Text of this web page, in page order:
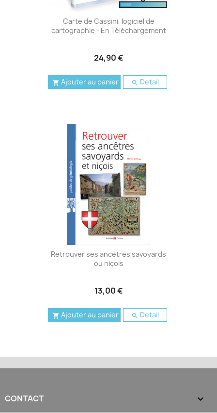
Carte de Cassini, logiciel de
cartographie - En Téléchargement
24,90 €
 Ajouter au panier  Detail
Retrouver ses ancêtres savoyards
ou niçois
13,00 €
 Ajouter au panier  Detail
CONTACT 